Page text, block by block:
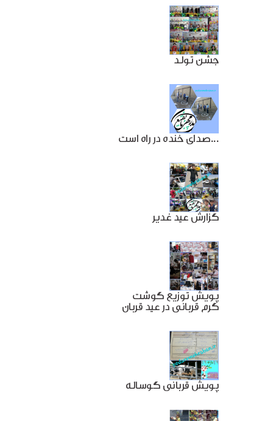
جشن تولد
صدای خنده در راه است...
گزارش عید غدیر
پویش توزیع گوشت
گرم قربانی در عید قربان
پویش قربانی گوساله